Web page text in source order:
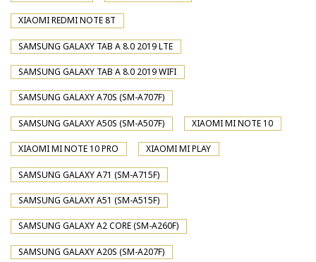
XIAOMI REDMI NOTE 8T
SAMSUNG GALAXY TAB A 8.0 2019 LTE
SAMSUNG GALAXY TAB A 8.0 2019 WIFI
SAMSUNG GALAXY A70S (SM-A707F)
SAMSUNG GALAXY A50S (SM-A507F) XIAOMI MI NOTE 10
XIAOMI MI NOTE 10 PRO XIAOMI MI PLAY
SAMSUNG GALAXY A71 (SM-A715F)
SAMSUNG GALAXY A51 (SM-A515F)
SAMSUNG GALAXY A2 CORE (SM-A260F)
SAMSUNG GALAXY A20S (SM-A207F)